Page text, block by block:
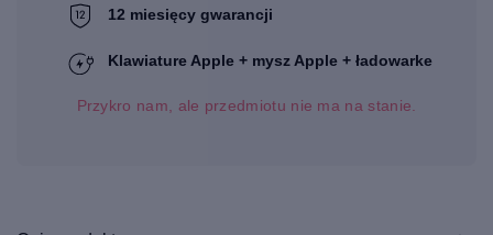
12 miesięcy gwarancji
Klawiature Apple + mysz Apple + ładowarke
Przykro nam, ale przedmiotu nie ma na stanie.